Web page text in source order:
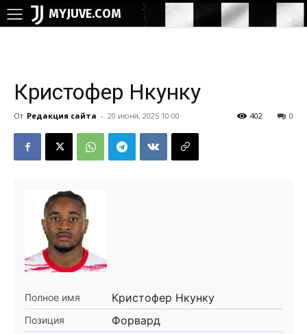
MYJUVE.COM
Кристофер Нкунку
От Редакция сайта - 20 июня, 2025 10:00 0
402
Полное имя Кристофер Нкунку
Позиция Форвард